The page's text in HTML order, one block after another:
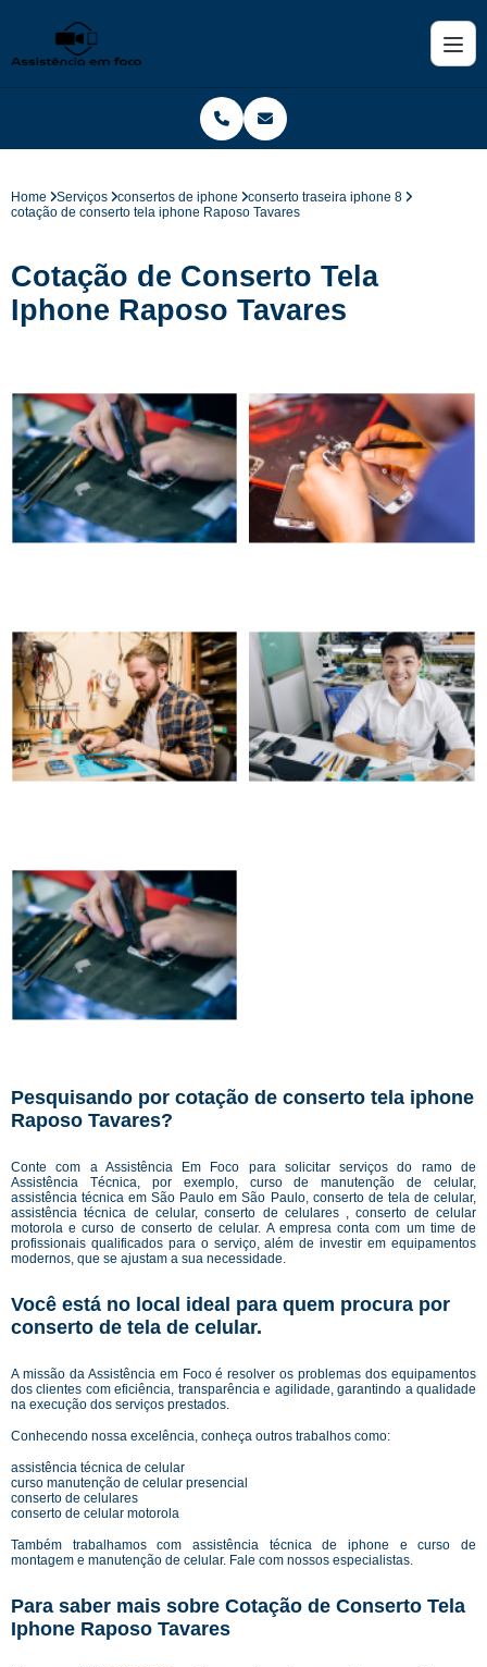
Home Serviços consertos de iphone
conserto traseira iphone 8
cotação de conserto tela iphone Raposo Tavares
Cotação de Conserto Tela
Iphone Raposo Tavares
Pesquisando por cotação de conserto tela iphone
Raposo Tavares?
Conte com a Assistência Em Foco para solicitar serviços do ramo de
Assistência Técnica, por exemplo, curso de manutenção de celular,
assistência técnica em São Paulo em São Paulo, conserto de tela de celular,
assistência técnica de celular, conserto de celulares , conserto de celular
motorola e curso de conserto de celular. A empresa conta com um time de
profissionais qualificados para o serviço, além de investir em equipamentos
modernos, que se ajustam a sua necessidade.
Você está no local ideal para quem procura por
conserto de tela de celular.
A missão da Assistência em Foco é resolver os problemas dos equipamentos
dos clientes com eficiência, transparência e agilidade, garantindo a qualidade
na execução dos serviços prestados.
Conhecendo nossa excelência, conheça outros trabalhos como:
assistência técnica de celular
curso manutenção de celular presencial
conserto de celulares
conserto de celular motorola
Também trabalhamos com assistência técnica de iphone e curso de
montagem e manutenção de celular. Fale com nossos especialistas.
Para saber mais sobre Cotação de Conserto Tela
Iphone Raposo Tavares